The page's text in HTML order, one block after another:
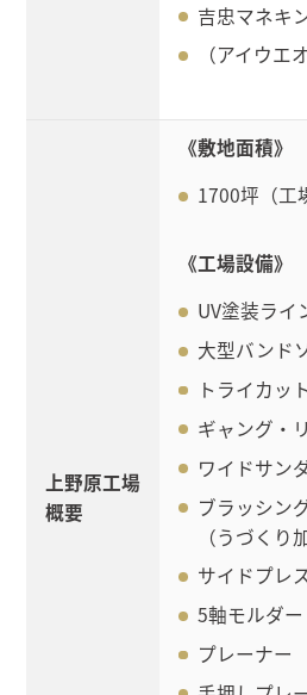
吉忠マネキ
（アイウエ
上野原工場
概要
《敷地面積》
1700坪（工
《工場設備》
UV塗装ライ
大型バンド
トライカッ
ギャング・
ワイドサン
ブラッシン
（うづくり
サイドプレ
5軸モルダー
プレーナー